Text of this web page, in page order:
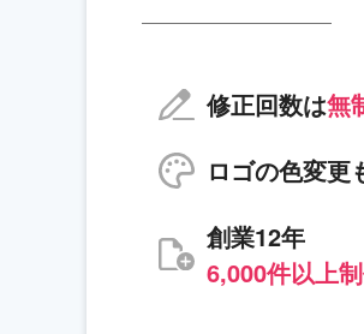
修正回数は無
ロゴの色変更
創業12年
6,000件以上